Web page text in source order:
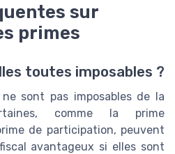
sur
primes
toutes imposables ?
sont pas imposables de la
comme la prime
de participation, peuvent
avantageux si elles sont